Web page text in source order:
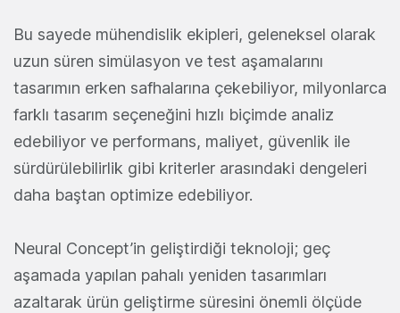
Bu sayede mühendislik ekipleri, geleneksel olarak
uzun süren simülasyon ve test aşamalarını
tasarımın erken safhalarına çekebiliyor, milyonlarca
farklı tasarım seçeneğini hızlı biçimde analiz
edebiliyor ve performans, maliyet, güvenlik ile
sürdürülebilirlik gibi kriterler arasındaki dengeleri
daha baştan optimize edebiliyor.
Neural Concept’in geliştirdiği teknoloji; geç
aşamada yapılan pahalı yeniden tasarımları
azaltarak ürün geliştirme süresini önemli ölçüde